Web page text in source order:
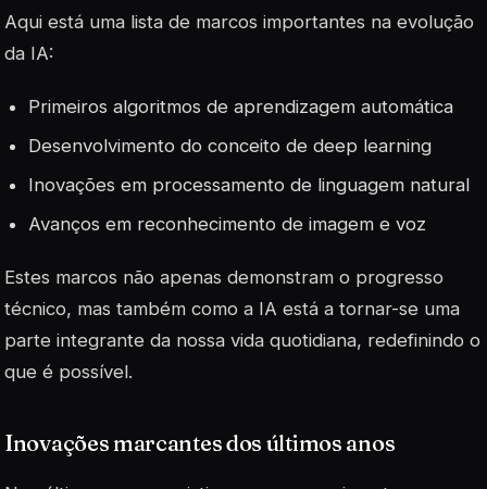
Aqui está uma lista de marcos importantes na evolução
da IA:
Primeiros algoritmos de aprendizagem automática
Desenvolvimento do conceito dedeep learning
Inovações em processamento de linguagem natural
Avanços em reconhecimento de imagem e voz
Estes marcos não apenas demonstram o progresso
técnico, mas também como a IA está a tornar-se uma
parte integrante da nossa vida quotidiana, redefinindo o
que é possível.
Inovações marcantes dos últimos anos